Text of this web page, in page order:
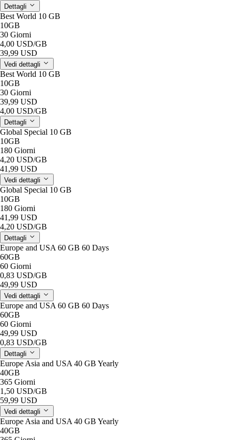
Dettagli
Best World 10 GB
10GB
30 Giorni
4,00 USD/GB
39,99 USD
Vedi dettagli
Best World 10 GB
10GB
30 Giorni
39,99 USD
4,00 USD/GB
Dettagli
Global Special 10 GB
10GB
180 Giorni
4,20 USD/GB
41,99 USD
Vedi dettagli
Global Special 10 GB
10GB
180 Giorni
41,99 USD
4,20 USD/GB
Dettagli
Europe and USA 60 GB 60 Days
60GB
60 Giorni
0,83 USD/GB
49,99 USD
Vedi dettagli
Europe and USA 60 GB 60 Days
60GB
60 Giorni
49,99 USD
0,83 USD/GB
Dettagli
Europe Asia and USA 40 GB Yearly
40GB
365 Giorni
1,50 USD/GB
59,99 USD
Vedi dettagli
Europe Asia and USA 40 GB Yearly
40GB